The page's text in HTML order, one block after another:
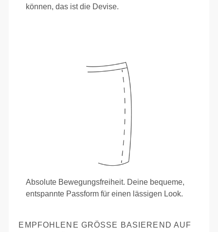
können, das ist die Devise.
Absolute Bewegungsfreiheit. Deine bequeme,
entspannte Passform für einen lässigen Look.
EMPFOHLENE GRÖSSE BASIEREND AUF D